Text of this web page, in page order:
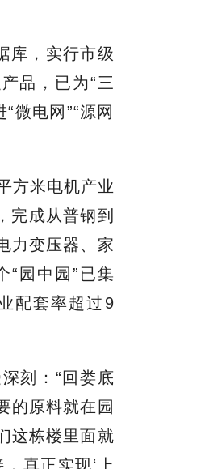
库，实行市级
品，已为“三
微电网”“源网
方米电机产业
完成从普钢到
力变压器、 家
“ 园中园 ”已集
配套率超过9
刻： “回娄底
的原料就在园
这栋楼里面就
，真正实现‘ 上